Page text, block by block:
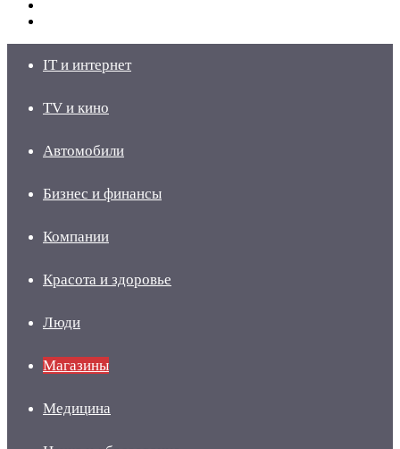
IT и интернет
TV и кино
Автомобили
Бизнес и финансы
Компании
Красота и здоровье
Люди
Магазины
Медицина